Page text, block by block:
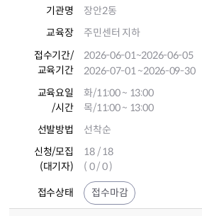
기관명
장안2동
교육장
주민센터 지하
접수기간/
교육기간
2026-06-01~2026-06-05
2026-07-01 ~2026-09-30
교육요일
/시간
화/11:00 ~ 13:00
목/11:00 ~ 13:00
선발방법
선착순
신청/모집
(대기자)
18 / 18
( 0 / 0 )
접수상태 접수마감